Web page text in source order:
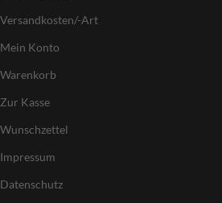
Versandkosten/-Art
Mein Konto
Warenkorb
Zur Kasse
Wunschzettel
Impressum
Datenschutz